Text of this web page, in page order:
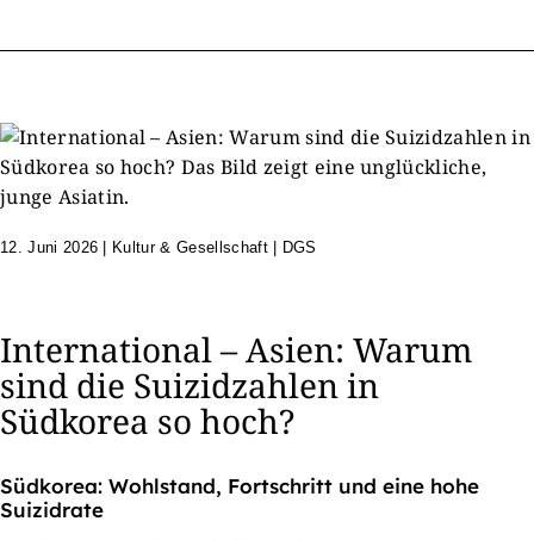
12. Juni 2026 Kultur & Gesellschaft | DGS
International – Asien: Warum
sind die Suizidzahlen in
Südkorea so hoch?
Südkorea: Wohlstand, Fortschritt und eine hohe
Suizidrate